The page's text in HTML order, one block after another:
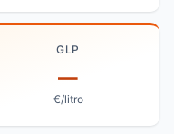
GLP
—
€/litro